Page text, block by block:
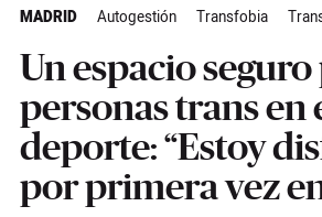
MADRID Autogestión Transfobia
Un espacio seguro
personas trans en
deporte: “Estoy
por primera vez